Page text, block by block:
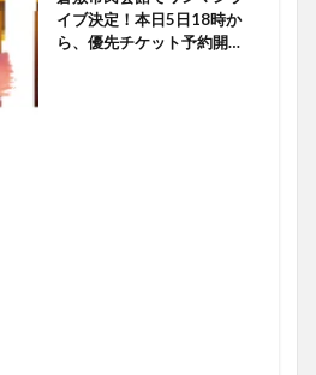
イブ決定！本日5日18時か
ら、優先チケット予約開始